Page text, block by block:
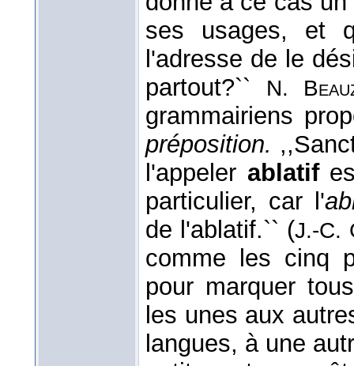
ses usages, et
l'adresse de le
partout?``
N.
grammairiens
préposition.
l'appeler ablatif
particulier, car l'
de l'ablatif.`` (J.-C.
comme les cinq
pour marquer
les unes aux
langues, à une